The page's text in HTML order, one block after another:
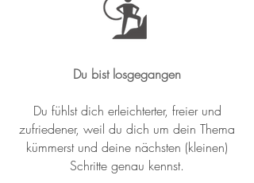
Du bist losgegangen
Du fühlst dich erleichterter, freier und
zufriedener, weil du dich um dein Thema
kümmerst und deine nächsten (kleinen)
Schritte genau kennst.